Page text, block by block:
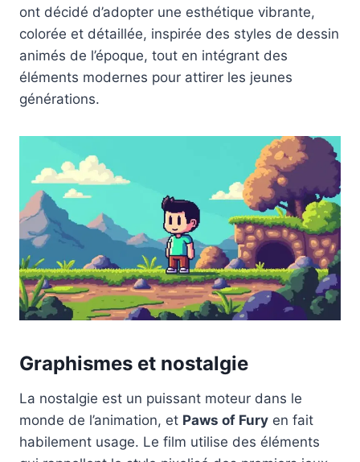
ont décidé d’adopter une esthétique vibrante,
colorée et détaillée, inspirée des styles de dessin
animés de l’époque, tout en intégrant des
éléments modernes pour attirer les jeunes
générations.
Graphismes et nostalgie
La nostalgie est un puissant moteur dans le
monde de l’animation, et Paws of Fury en fait
habilement usage. Le film utilise des éléments